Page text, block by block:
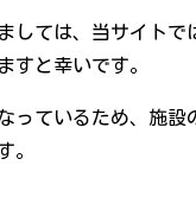
しては、当サイトで
すと幸いです。
っているため、施設
。